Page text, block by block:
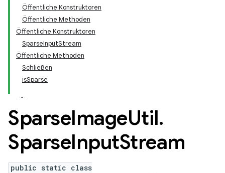
Öffentliche Konstruktoren
Öffentliche Methoden
Öffentliche Konstruktoren
SparseInputStream
Öffentliche Methoden
Schließen
isSparse
SparseImageUtil.
SparseInputStream
public static class